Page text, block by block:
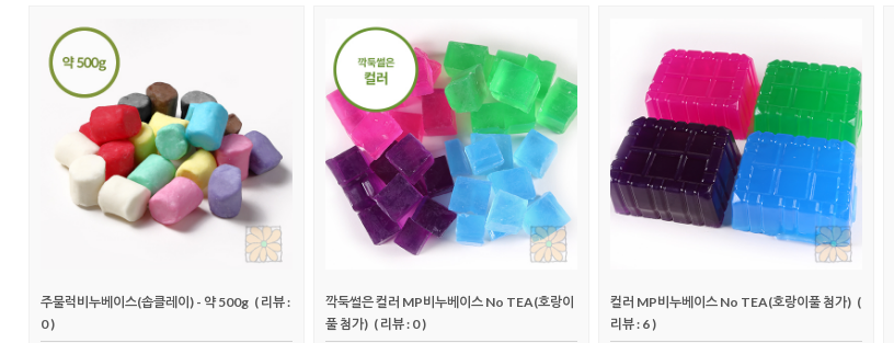
주물럭비누베이스(솝클레이) - 약 500g ( 리뷰 :
0 )
깍둑썰은 컬러 MP비누베이스 No TEA(호랑이
풀 첨가) ( 리뷰 : 0 )
컬러 MP비누베이스 No TEA(호랑이풀 첨가) (
리뷰 : 6 )